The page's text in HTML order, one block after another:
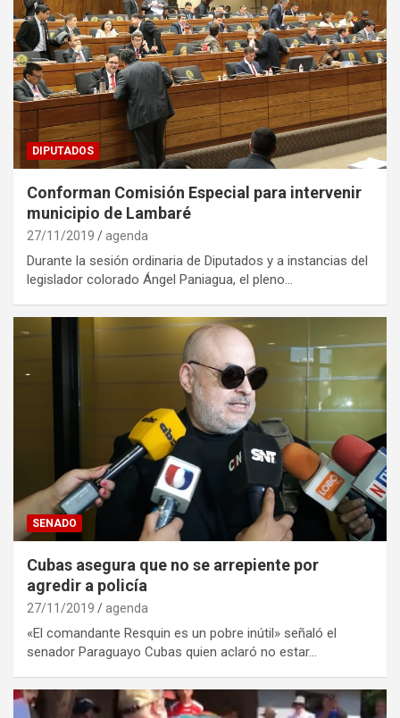
DIPUTADOS
Conforman Comisión Especial para intervenir
municipio de Lambaré
27/11/2019 agenda
Durante la sesión ordinaria de Diputados y a instancias del
legislador colorado Ángel Paniagua, el pleno…
SENADO
Cubas asegura que no se arrepiente por
agredir a policía
27/11/2019 agenda
«El comandante Resquin es un pobre inútil» señaló el
senador Paraguayo Cubas quien aclaró no estar…